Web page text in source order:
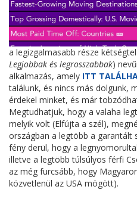
a legizgalmasabb része
Legjobbak és legrosszabbak)
alkalmazás, amely ITT
találunk, és nincs más dolgunk,
érdekel minket, és már
Megtudhatjuk, hogy a valaha
melyik volt (Elfújta a szél),
országban a legtöbb a garantált
fény derül, hogy a
illetve a legtöbb túlsúlyos férfi
az még furcsább, hogy
közvetlenül az USA mögött).